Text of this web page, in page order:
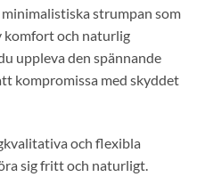
strumpan som
komfort och naturlig
uppleva den spännande
kompromissa med skyddet
och flexibla
sig fritt och naturligt.